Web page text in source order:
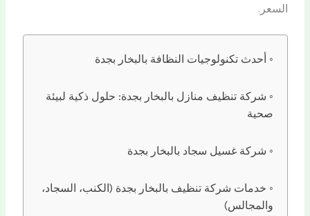
السعر.
أحدث تكنولوجيات النظافة بالبخار بجدة
شركة تنظيف منازل بالبخار بجدة: حلول ذكية لبيئة
صحية
شركة غسيل سجاد بالبخار بجدة
خدمات شركة تنظيف بالبخار بجدة (الكنب، السجاد،
والمجالس)